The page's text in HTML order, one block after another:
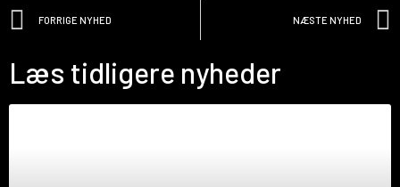
FORRIGE NYHED NÆSTE NYHED
Læs tidligere nyheder